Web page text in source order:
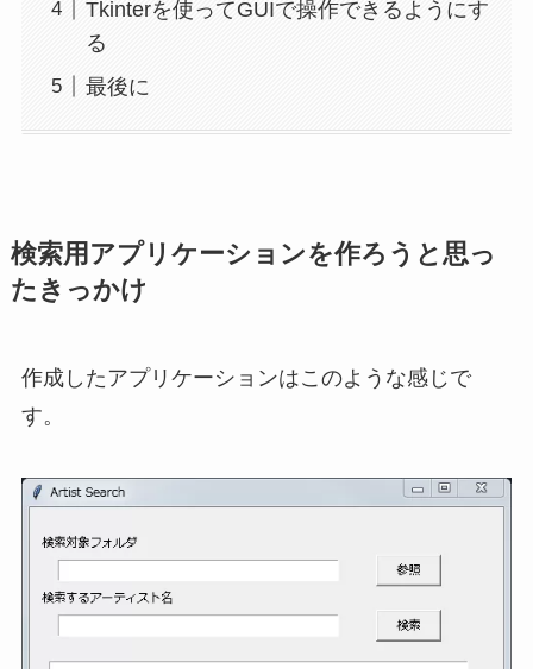
Tkinterを使ってGUIで操作できるようにす
る
最後に
検索用アプリケーションを作ろうと思っ
たきっかけ
作成したアプリケーションはこのような感じで
す。